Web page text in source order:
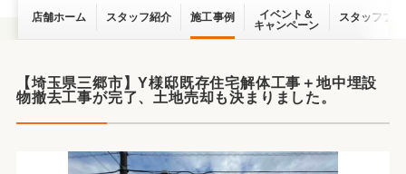
店舗ホーム スタッフ紹介 施工事例
イベント＆
キャンペーン
スタッフブ
【埼玉県三郷市】Y様邸既存住宅解体工事＋地中埋設
物撤去工事が完了、土地売却も決まりました。